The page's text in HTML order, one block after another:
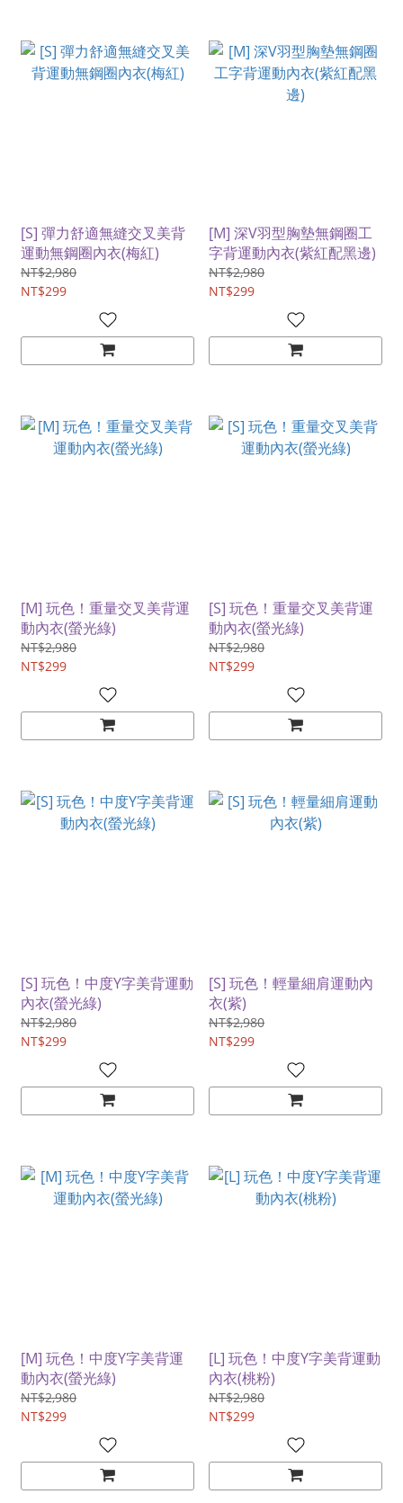
[S] 彈力舒適無縫交叉美背
運動無鋼圈內衣(梅紅)
NT$2,980
NT$299
[M] 深V羽型胸墊無鋼圈工
字背運動內衣(紫紅配黑邊)
NT$2,980
NT$299
[M] 玩色！重量交叉美背運
動內衣(螢光綠)
NT$2,980
NT$299
[S] 玩色！重量交叉美背運
動內衣(螢光綠)
NT$2,980
NT$299
[S] 玩色！中度Y字美背運動
內衣(螢光綠)
NT$2,980
NT$299
[S] 玩色！輕量細肩運動內
衣(紫)
NT$2,980
NT$299
[M] 玩色！中度Y字美背運
動內衣(螢光綠)
NT$2,980
NT$299
[L] 玩色！中度Y字美背運動
內衣(桃粉)
NT$2,980
NT$299